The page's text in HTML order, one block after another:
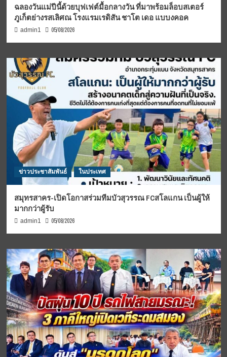
ฉลองวันแม่ปีนี้ด้วยบุฟเฟต์มื้อกลางวัน ที่มาพร้อมล็อบสเตอร์
ภูเก็ตย่างรสเลิศณ โรงแรมเรดิสัน ชาโต เดอ แบบงคอค
admin1 05/08/2026
ข่าวประชาสัมพันธ์ ในประเทศ
สมุทรสาคร-เปิดโอกาสร่วมทีมบัวสุวรรณ FCสโลแกน เป็นผู้ให้
มากกว่าผู้รับ
admin1 05/08/2026